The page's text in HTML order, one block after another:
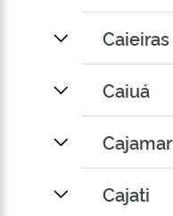
Caieiras
Caiuá
Cajamar
Cajati